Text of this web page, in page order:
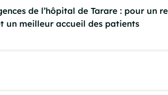
de l’hôpital de Tarare : pour un
un meilleur accueil des patients